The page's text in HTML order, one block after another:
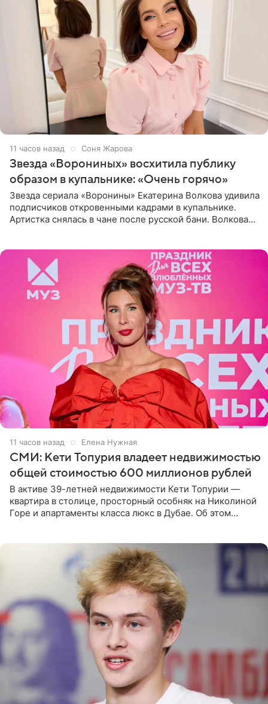
11 часов назад Соня Жарова
Звезда «Ворониных» восхитила публику
образом в купальнике: «Очень горячо»
Звезда сериала «Воронины» Екатерина Волкова удивила
подписчиков откровенными кадрами в купальнике.
Артистка снялась в чане после русской бани. Волкова
11 часов назад Елена Нужная
СМИ: Кети Топурия владеет недвижимостью
общей стоимостью 600 миллионов рублей
В активе 39-летней недвижимости Кети Топурии —
квартира в столице, просторный особняк на Николиной
Горе и апартаменты класса люкс в Дубае. Об этом